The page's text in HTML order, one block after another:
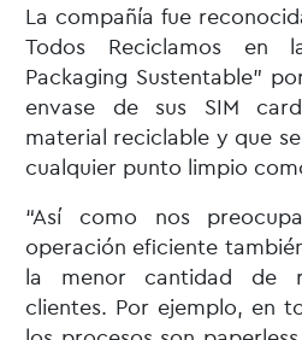
La compañía fue
Todos Reciclamos en
Packaging Sustentable”
envase de sus SIM
material reciclable y que
cualquier punto limpio
“Así como nos
operación eficiente
la menor cantidad de
clientes. Por ejemplo, en